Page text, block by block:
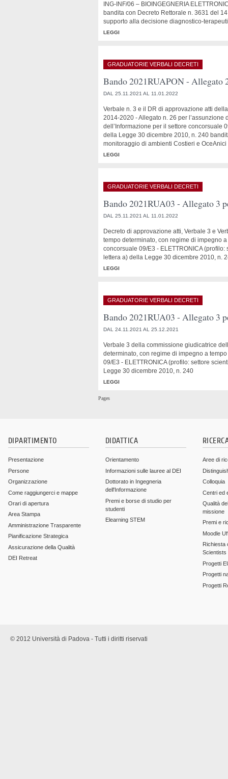
ING-INF/06 – BIOINGEGNERIA
bandita con Decreto Rettorale n. 3631 del
supporto alla decisione diagnostico-
LEGGI
GRADUATORIE VERBALI DECRETI
Bando 2021RUAPON - Allegato
DAL 25.11.2021 AL 11.01.2022
Verbale n. 3 e il DR di approvazione atti
2014-2020 - Allegato n. 26 per
dell’Informazione per il settore concorsuale
della Legge 30 dicembre 2010, n. 240
monitoraggio di ambienti Costieri e
LEGGI
GRADUATORIE VERBALI DECRETI
Bando 2021RUA03 - Allegato 3
DAL 25.11.2021 AL 11.01.2022
Decreto di approvazione atti, Verbale 3 e
tempo determinato, con regime di impegno
concorsuale 09/E3 - ELETTRONICA
lettera a) della Legge 30 dicembre 2010, n.
LEGGI
GRADUATORIE VERBALI DECRETI
Bando 2021RUA03 - Allegato 3
DAL 24.11.2021 AL 25.12.2021
Verbale 3 della commissione giudicatrice
determinato, con regime di impegno a
09/E3 - ELETTRONICA (profilo: settore
Legge 30 dicembre 2010, n. 240
LEGGI
Pages
DIPARTIMENTO
Presentazione
Persone
Organizzazione
Come raggiungerci e mappe
Orari di apertura
Area Stampa
Amministrazione Trasparente
Pianificazione Strategica
Assicurazione della Qualità
DEI Retreat
DIDATTICA
Orientamento
Informazioni sulle lauree al DEI
Dottorato in Ingegneria
dell'Informazione
Premi e borse di studio per
studenti
Elearning STEM
Aree di
Colloquia
Centri ed
Qualità
missione
Premi e
Moodle
Richiesta
Scientists
Progetti
Progetti
Progetti
© 2012 Università di Padova - Tutti i diritti riservati